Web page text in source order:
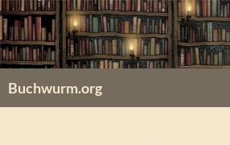
Zum
Inhalt
springen
Buchwurm.org